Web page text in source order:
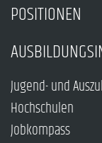
POSITIONEN
Jugend- und
Hochschulen
Jobkompass